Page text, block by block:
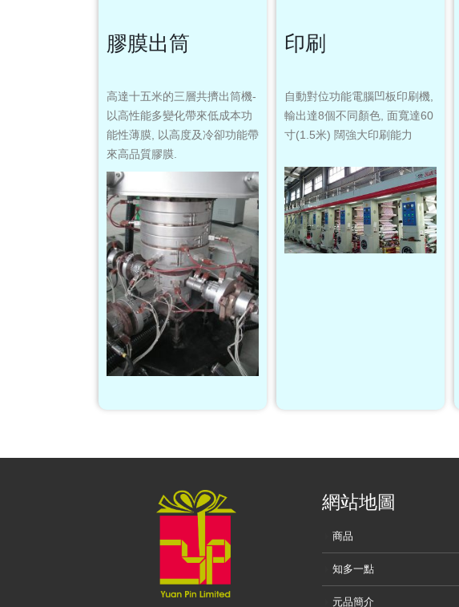
膠膜出筒
高達十五米的三層共擠出筒機-
以高性能多變化帶來低成本功
能性薄膜, 以高度及冷卻功能帶
來高品質膠膜.
印刷
自動對位功能電腦凹板印刷機,
輸出達8個不同顏色, 面寬達60
寸(1.5米) 闊強大印刷能力
網站地圖
商品
知多一點
元品簡介